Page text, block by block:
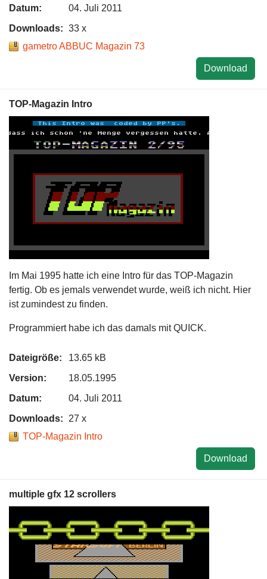
Datum:
04. Juli 2011
Downloads: 33 x
gametro ABBUC Magazin 73
Download
TOP-Magazin Intro
Im Mai 1995 hatte ich eine Intro für das TOP-Magazin
fertig. Ob es jemals verwendet wurde, weiß ich nicht. Hier
ist zumindest zu finden.
Programmiert habe ich das damals mit QUICK.
Dateigröße:
13.65 kB
Version:
18.05.1995
Datum:
04. Juli 2011
Downloads:
27 x
TOP-Magazin Intro
Download
multiple gfx 12 scrollers